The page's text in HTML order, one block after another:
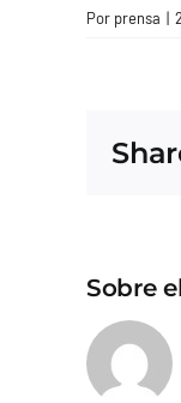
Por prensa |
Sobre